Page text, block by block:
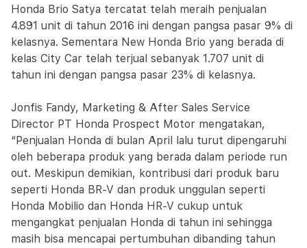
Honda Brio Satya tercatat telah meraih penjualan
4.891 unit di tahun 2016 ini dengan pangsa pasar 9% di
kelasnya. Sementara New Honda Brio yang berada di
kelas City Car telah terjual sebanyak 1.707 unit di
tahun ini dengan pangsa pasar 23% di kelasnya.
Jonfis Fandy, Marketing & After Sales Service
Director PT Honda Prospect Motor mengatakan,
“Penjualan Honda di bulan April lalu turut dipengaruhi
oleh beberapa produk yang berada dalam periode run
out. Meskipun demikian, kontribusi dari produk baru
seperti Honda BR-V dan produk unggulan seperti
Honda Mobilio dan Honda HR-V cukup untuk
mengangkat penjualan Honda di tahun ini sehingga
masih bisa mencapai pertumbuhan dibanding tahun